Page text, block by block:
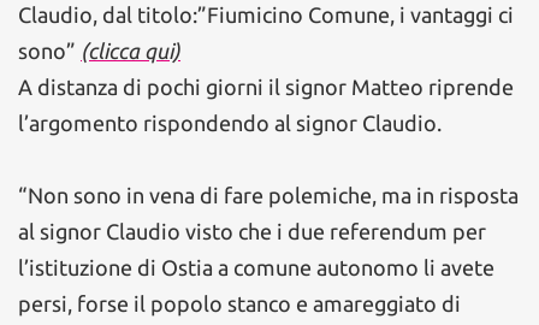
Claudio, dal titolo:”Fiumicino Comune, i vantaggi ci
sono” (clicca qui)
A distanza di pochi giorni il signor Matteo riprende
l’argomento rispondendo al signor Claudio.
“Non sono in vena di fare polemiche, ma in risposta
al signor Claudio visto che i due referendum per
l’istituzione di Ostia a comune autonomo li avete
persi, forse il popolo stanco e amareggiato di